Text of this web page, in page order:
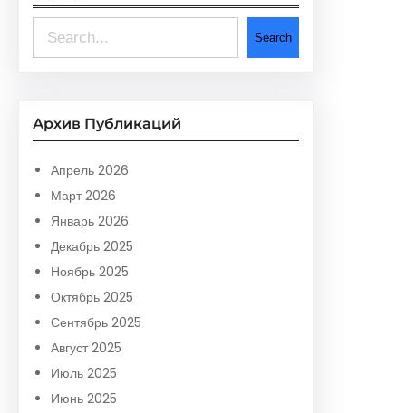
e
r
c
h
Search
Архив Публикаций
Апрель 2026
Март 2026
Январь 2026
Декабрь 2025
Ноябрь 2025
Октябрь 2025
Сентябрь 2025
Август 2025
Июль 2025
Июнь 2025